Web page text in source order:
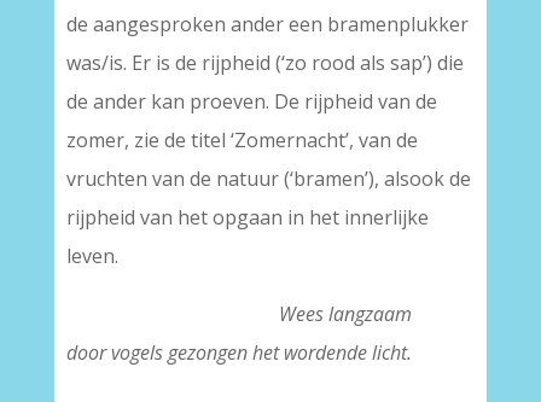
de aangesproken ander een bramenplukker
was/is. Er is de rijpheid (‘zo rood als sap’) die
de ander kan proeven. De rijpheid van de
zomer, zie de titel ‘Zomernacht’, van de
vruchten van de natuur (‘bramen’), alsook de
rijpheid van het opgaan in het innerlijke
leven.
Wees langzaam
door vogels gezongen het wordende licht.